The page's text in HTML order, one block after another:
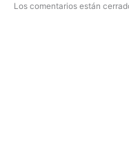
Los comentarios están